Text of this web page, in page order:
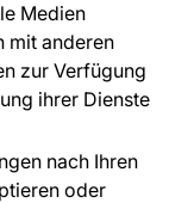
Medien
mit anderen
zur Verfügung
ihrer Dienste
nach Ihren
oder